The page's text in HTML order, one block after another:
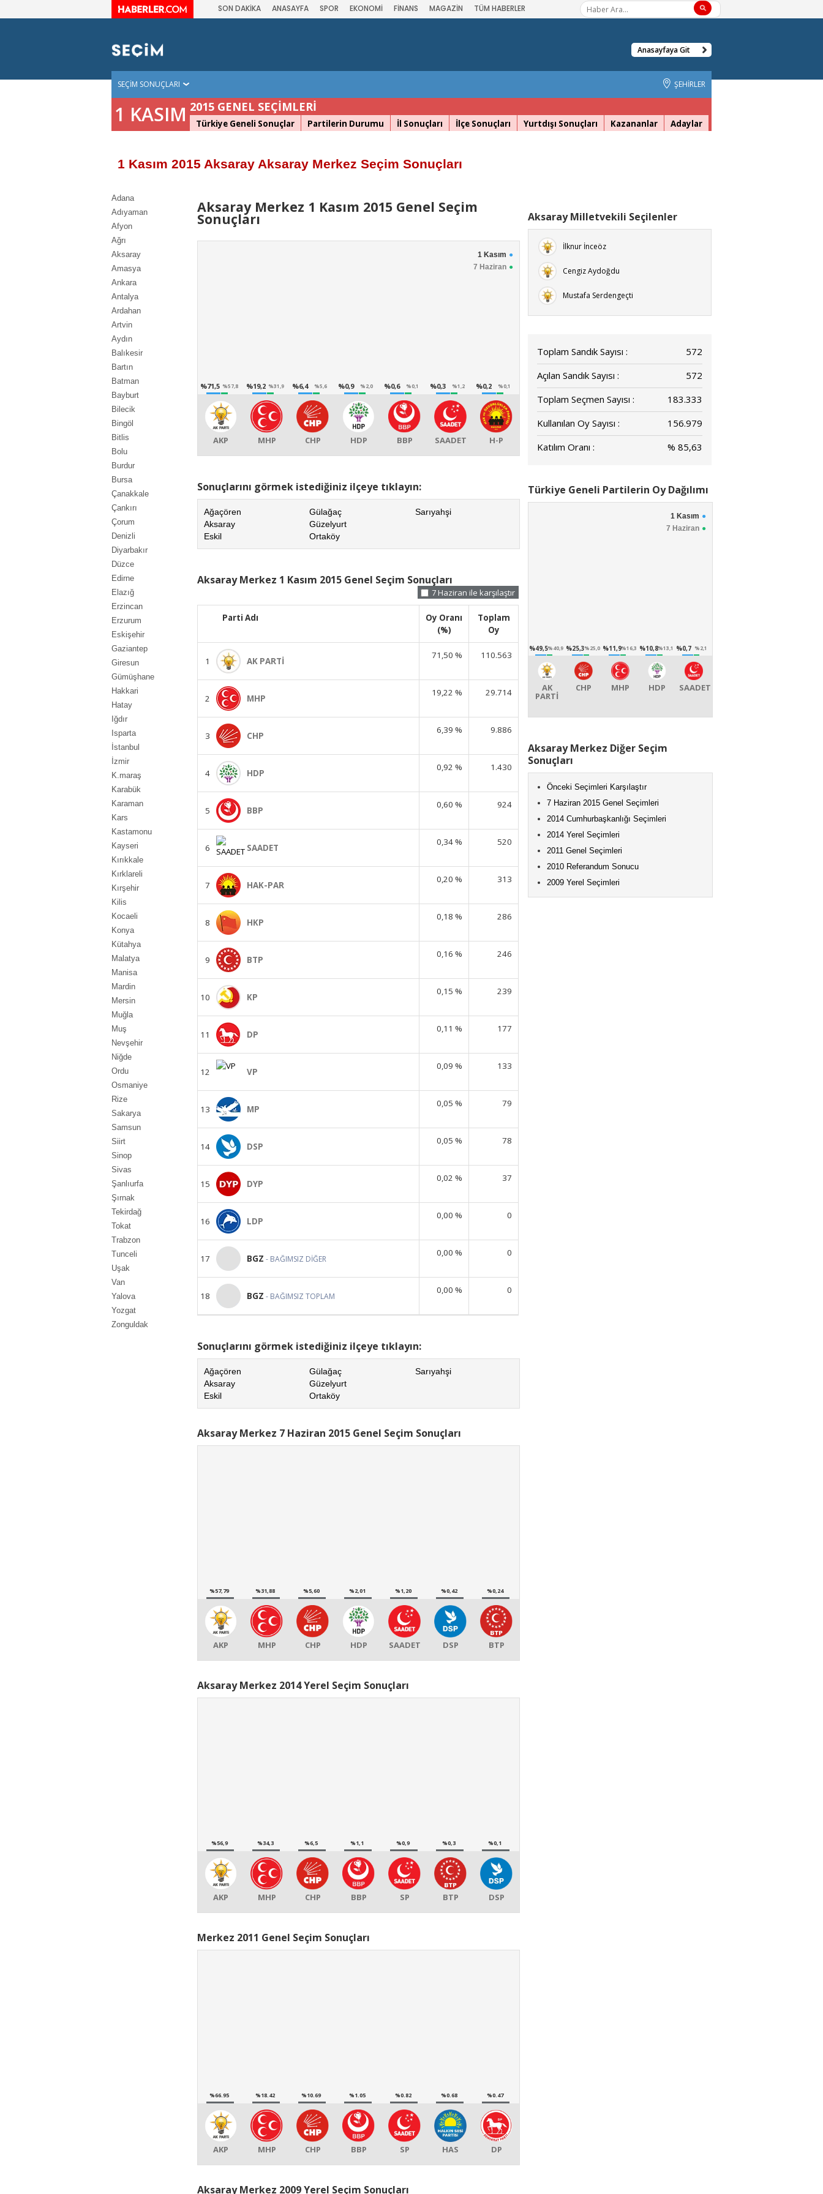
SON DAKİKA ANASAYFA SPOR EKONOMİ FİNANS MAGAZİN TÜM HABERLER
Anasayfaya Git
SEÇİM SONUÇLARI ŞEHİRLER
1 KASIM 2015 GENEL SEÇİMLERİ
Türkiye Geneli Sonuçlar Partilerin Durumu İl Sonuçları İlçe Sonuçları Yurtdışı Sonuçları Kazananlar Adaylar
1 Kasım 2015 Aksaray Aksaray Merkez Seçim Sonuçları
Adana
Adıyaman
Afyon
Ağrı
Aksaray
Amasya
Ankara
Antalya
Ardahan
Artvin
Aydın
Balıkesir
Bartın
Batman
Bayburt
Bilecik
Bingöl
Bitlis
Bolu
Burdur
Bursa
Çanakkale
Çankırı
Çorum
Denizli
Diyarbakır
Düzce
Edirne
Elazığ
Erzincan
Erzurum
Eskişehir
Gaziantep
Giresun
Gümüşhane
Hakkari
Hatay
Iğdır
Isparta
İstanbul
İzmir
K.maraş
Karabük
Karaman
Kars
Kastamonu
Kayseri
Kırıkkale
Kırklareli
Kırşehir
Kilis
Kocaeli
Konya
Kütahya
Malatya
Manisa
Mardin
Mersin
Muğla
Muş
Nevşehir
Niğde
Ordu
Osmaniye
Rize
Sakarya
Samsun
Siirt
Sinop
Sivas
Şanlıurfa
Şırnak
Tekirdağ
Tokat
Trabzon
Tunceli
Uşak
Van
Yalova
Yozgat
Zonguldak
Aksaray Merkez 1 Kasım 2015 Genel Seçim
Sonuçları
1 Kasım
7 Haziran
%71,5 %57,8
AKP
%19,2 %31,9
MHP
%6,4 %5,6
CHP
%0,9 %2,0
HDP
%0,6 %0,1
BBP
%0,3 %1,2
SAADET
%0,2 %0,1
H-P
Sonuçlarını görmek istediğiniz ilçeye tıklayın:
Ağaçören
Aksaray
Eskil
Gülağaç
Güzelyurt
Ortaköy
Sarıyahşi
Aksaray Merkez 1 Kasım 2015 Genel Seçim Sonuçları
7 Haziran ile karşılaştır
Parti Adı
Oy Oranı
(%)
Toplam
Oy
1 AK PARTİ
71,50 % 110.563
2 MHP
19,22 % 29.714
3 CHP
6,39 % 9.886
4 HDP
0,92 % 1.430
5 BBP
0,60 % 924
6 SAADET
0,34 % 520
7 HAK-PAR
0,20 % 313
8 HKP
0,18 % 286
9 BTP
0,16 % 246
10 KP
0,15 % 239
11 DP
0,11 % 177
12 VP
0,09 % 133
13 MP
0,05 % 79
14 DSP
0,05 % 78
15 DYP
0,02 % 37
16 LDP
0,00 % 0
17 BGZ - BAĞIMSIZ DİĞER
0,00 % 0
18 BGZ - BAĞIMSIZ TOPLAM
0,00 % 0
Sonuçlarını görmek istediğiniz ilçeye tıklayın:
Ağaçören
Aksaray
Eskil
Gülağaç
Güzelyurt
Ortaköy
Sarıyahşi
Aksaray Merkez 7 Haziran 2015 Genel Seçim Sonuçları
%57,79
AKP
%31,88
MHP
%5,60
CHP
%2,01
HDP
%1,20
SAADET
%0,42
DSP
%0,24
BTP
Aksaray Merkez 2014 Yerel Seçim Sonuçları
%56,9
AKP
%34,3
MHP
%6,5
CHP
%1,1
BBP
%0,9
SP
%0,3
BTP
%0,1
DSP
Merkez 2011 Genel Seçim Sonuçları
%66.95
AKP
%18.42
MHP
%10.69
CHP
%1.05
BBP
%0.82
SP
%0.68
HAS
%0.47
DP
Aksaray Merkez 2009 Yerel Seçim Sonuçları
Aksaray Milletvekili Seçilenler
İlknur İnceöz
Cengiz Aydoğdu
Mustafa Serdengeçti
Toplam Sandık Sayısı :
572
Açılan Sandık Sayısı :
572
Toplam Seçmen Sayısı :
183.333
Kullanılan Oy Sayısı :
156.979
Katılım Oranı :
% 85,63
Türkiye Geneli Partilerin Oy Dağılımı
1 Kasım
7 Haziran
%49,5%40,9
AK
PARTİ
%25,3%25,0
CHP
%11,9%16,3
MHP
%10,8%13,1
HDP
%0,7 %2,1
SAADET
Aksaray Merkez Diğer Seçim
Sonuçları
Önceki Seçimleri Karşılaştır
7 Haziran 2015 Genel Seçimleri
2014 Cumhurbaşkanlığı Seçimleri
2014 Yerel Seçimleri
2011 Genel Seçimleri
2010 Referandum Sonucu
2009 Yerel Seçimleri